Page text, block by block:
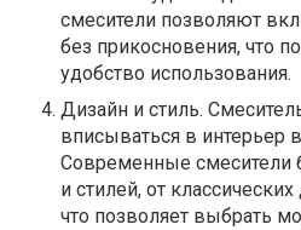
смесители позволяют
без прикосновения, что
удобство использования.
Дизайн и стиль.
вписываться в интерьер
Современные
и стилей, от
что позволяет выбрать